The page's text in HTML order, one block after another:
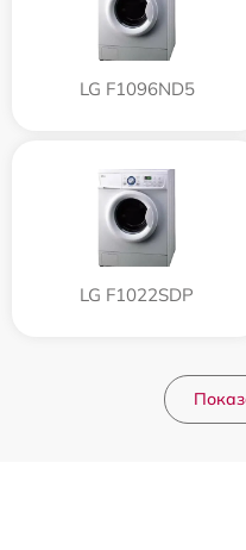
LG F1096ND5
LG F1022SDP